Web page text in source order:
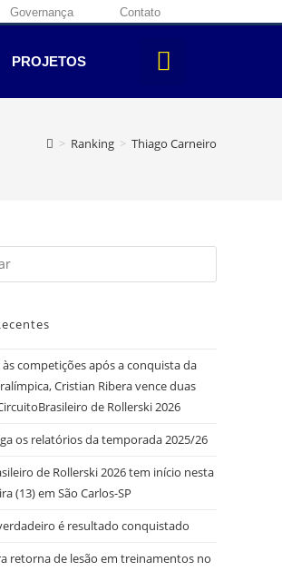
Governança Contato
PROJETOS
> Ranking > Thiago Carneiro
competições após a conquista da
Cristian Ribera vence duas
de Rollerski 2026
os relatórios da temporada 2025/26
de Rollerski 2026 tem início nesta
(13) em São Carlos-SP
é resultado conquistado
retorna de lesão em treinamentos no